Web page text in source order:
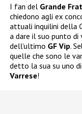
I fan del Grande
chiedono agli ex
attuali inquilini della
a dare il suo punto
dell’ultimo GF Vip.
quelle che sono le
detto la sua su uno
Varrese!